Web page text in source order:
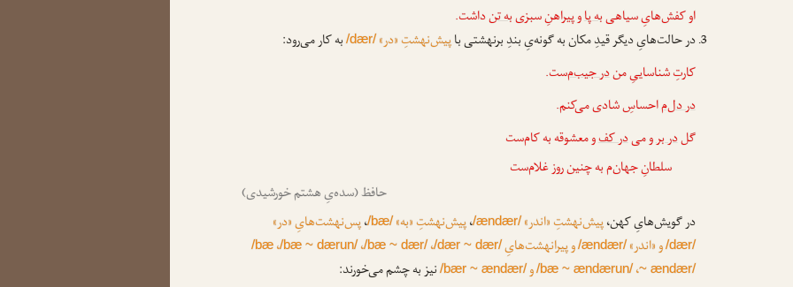
او کفش‌هایِ سیاهیبه پاو پیراهنِ سبزیبه تنداشت.
در حالت‌هایِ دیگر قیدِ مکان به گونه‌یِ بندِ برنهشتی باپیش‌نهشتِ «در»/dær/ به کار می‌رود:
کارتِ شناساییِ مندر جیب‌م‌ست.
در دل‌ماحساسِ شادی می‌کنم.
گلدر برو میدر کفو معشوقه به کام‌ست
سلطانِ جهان‌م به چنین روز غلام‌ست
حافظ (سده‌یِ هشتم خورشیدی)
در گویش‌هایِ کهن،پیش‌نهشتِ «اندر»/ændær/،پیش‌نهشتِ «به»/bæ/،پس‌نهشت‌هایِ «در»
/dær/و «اندر»/ændær/و پیرانهشت‌هایِ/dær ~ dær/،/bæ ~ dær/،/bæ ~ dærun/،/bæ
~ ændær/،/bæ ~ ændærun/و/bær ~ ændær/ نیز به چشم می‌خورند: